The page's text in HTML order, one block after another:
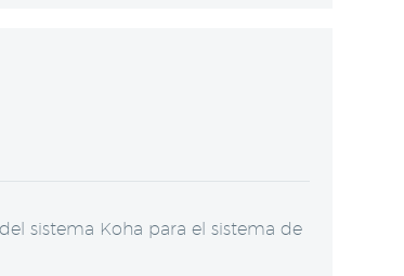
sistema Koha para el sistema de